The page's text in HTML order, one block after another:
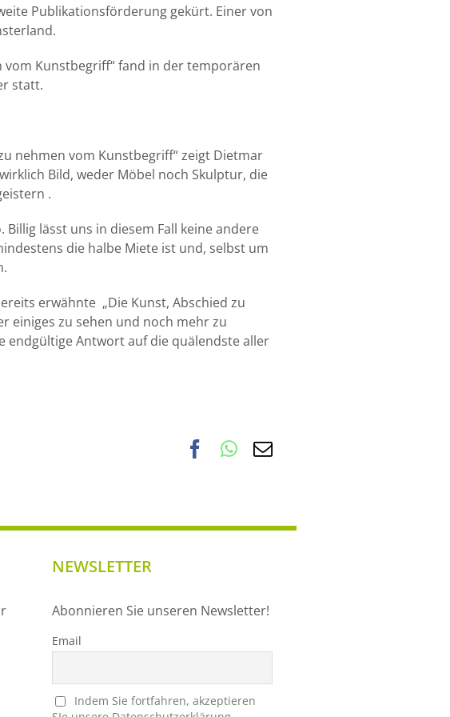
Publikationsförderung gekürt. Einer von
vom Kunstbegriff“ fand in der temporären
statt.
nehmen vom Kunstbegriff“ zeigt Dietmar
Bild, weder Möbel noch Skulptur, die
.
Billig lässt uns in diesem Fall keine andere
die halbe Miete ist und, selbst um
erwähnte „Die Kunst, Abschied zu
einiges zu sehen und noch mehr zu
endgültige Antwort auf die quälendste aller
Facebook
WhatsApp
E-
NEWSLETTER
Abonnieren Sie unseren Newsletter!
Email
Indem Sie fortfahren, akzeptieren